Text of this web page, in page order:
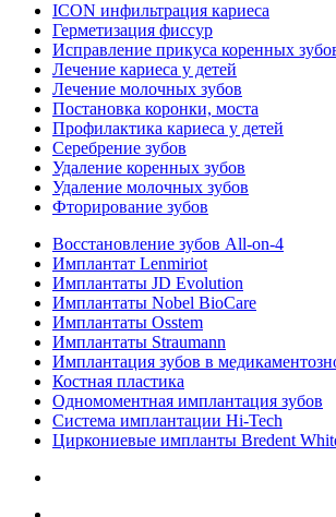
ICON инфильтрация кариеса
Герметизация фиссур
Исправление прикуса коренных
Лечение кариеса у детей
Лечение молочных зубов
Постановка коронки, моста
Профилактика кариеса у детей
Серебрение зубов
Удаление коренных зубов
Удаление молочных зубов
Фторирование зубов
Восстановление зубов All‑on‑4
Имплантат Lenmiriot
Имплантаты JD Evolution
Имплантаты Nobel BioСare
Имплантаты Osstem
Имплантаты Straumann
Имплантация зубов в
Костная пластика
Одномоментная имплантация зубов
Система имплантации Hi-Tech
Циркониевые импланты Bredent